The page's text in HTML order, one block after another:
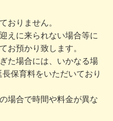
おりません。
えに来られない場合等に
お預かり致します。
た場合には、いかなる場
長保育料をいただいており
場合で時間や料金が異な